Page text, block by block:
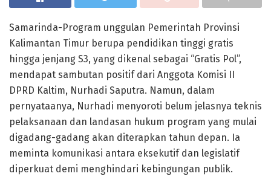
Samarinda-Program unggulan Pemerintah Provinsi
Kalimantan Timur berupa pendidikan tinggi gratis
hingga jenjang S3, yang dikenal sebagai “Gratis Pol”,
mendapat sambutan positif dari Anggota Komisi II
DPRD Kaltim, Nurhadi Saputra. Namun, dalam
pernyataanya, Nurhadi menyoroti belum jelasnya teknis
pelaksanaan dan landasan hukum program yang mulai
digadang-gadang akan diterapkan tahun depan. Ia
meminta komunikasi antara eksekutif dan legislatif
diperkuat demi menghindari kebingungan publik.